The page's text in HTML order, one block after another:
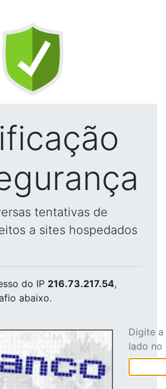
tentativas de
a sites hospedados
do IP 216.73.217.54,
abaixo.
Digite
lado no